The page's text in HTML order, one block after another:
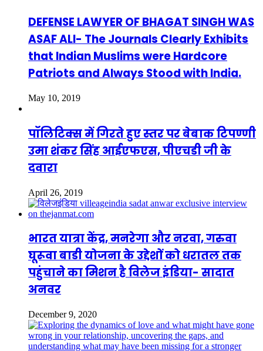
DEFENSE LAWYER OF BHAGAT SINGH WAS
ASAF ALI- The Journals Clearly Exhibits
that Indian Muslims were Hardcore
Patriots and Always Stood with India.
May 10, 2019
पॉलिटिक्स में गिरते हुए स्तर पर बेबाक टिपण्णी
उमा शंकर सिंह आईएफएस, पीएचडी जी के
दवारा
April 26, 2019
भारत यात्रा केंद्र, मनरेगा और नरवा, गरुवा
घूरूवा बाडी योजना के उद्देशों को धरातल तक
पहुंचाने का मिशन है विलेज इंडिया- सादात
अनवर
December 9, 2020